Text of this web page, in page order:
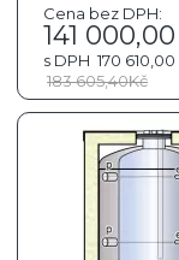
Cena bez DPH:
141 000,00
s DPH 170 610,00
183 605,40Kč